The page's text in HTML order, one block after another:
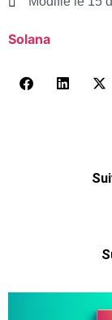
Solana